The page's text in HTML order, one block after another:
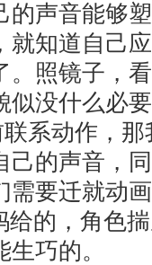
的声音能够
就知道自己
。照镜子，
似没什么必
系动作，
己的声音，
需要迁就动
给的，角色
巧的。